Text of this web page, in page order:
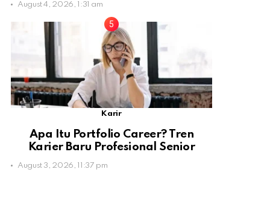
August 4, 2026, 1:31 am
Karir
Apa Itu Portfolio Career? Tren
Karier Baru Profesional Senior
August 3, 2026, 11:37 pm